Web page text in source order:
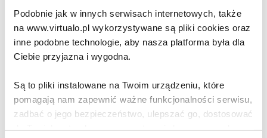
Podobnie jak w innych serwisach internetowych, także
na www.virtualo.pl wykorzystywane są pliki cookies oraz
inne podobne technologie, aby nasza platforma była dla
Ciebie przyjazna i wygodna.
Są to pliki instalowane na Twoim urządzeniu, które
pomagają nam zapewnić ważne funkcjonalności serwisu,
zadbać o jego bezpieczeństwo, ulepszać go, dostosować
Czytelniku, nienawidzę cię!